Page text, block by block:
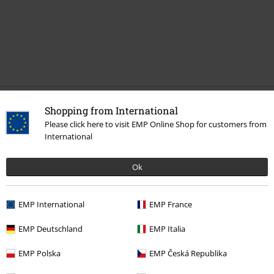
Shopping from International
Please click here to visit EMP Online Shop for customers from
International
Ok
EMP International EMP France
EMP Deutschland EMP Italia
EMP Polska EMP Česká Republika
Mehr Kategorien. Mehr Möglichkeiten.
Band Merch Genre Rock
Band Merch Top Bands Mötley Crüe
Band Merch Medien Schallplatten
Sale % Medien Vinyl